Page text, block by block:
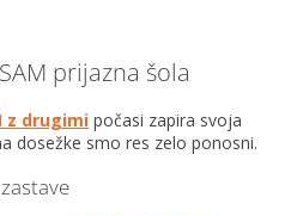
prijazna šola
z drugimi počasi zapira svoja
dosežke smo res zelo ponosni.